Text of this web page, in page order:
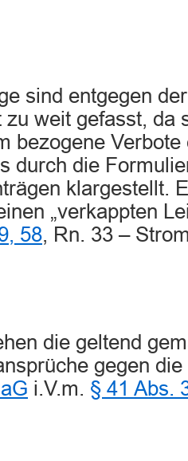
sind entgegen
zu weit gefasst, da
bezogene
durch die
klargestellt.
„verkappten
58, Rn. 33 –
die geltend
gegen
i.V.m. § 41 Abs.